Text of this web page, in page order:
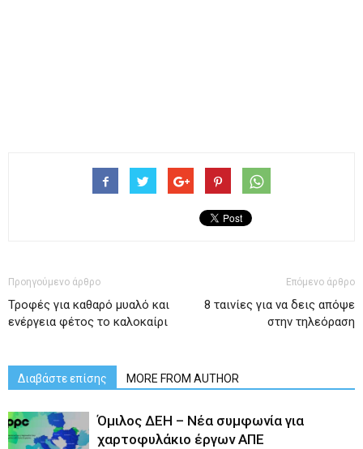
Προηγούμενο άρθρο
Τροφές για καθαρό μυαλό και
ενέργεια φέτος το καλοκαίρι
Επόμενο άρθρο
8 ταινίες για να δεις απόψε
στην τηλεόραση
Διαβάστε επίσης MORE FROM AUTHOR
Όμιλος ΔΕΗ – Νέα συμφωνία για
χαρτοφυλάκιο έργων ΑΠΕ